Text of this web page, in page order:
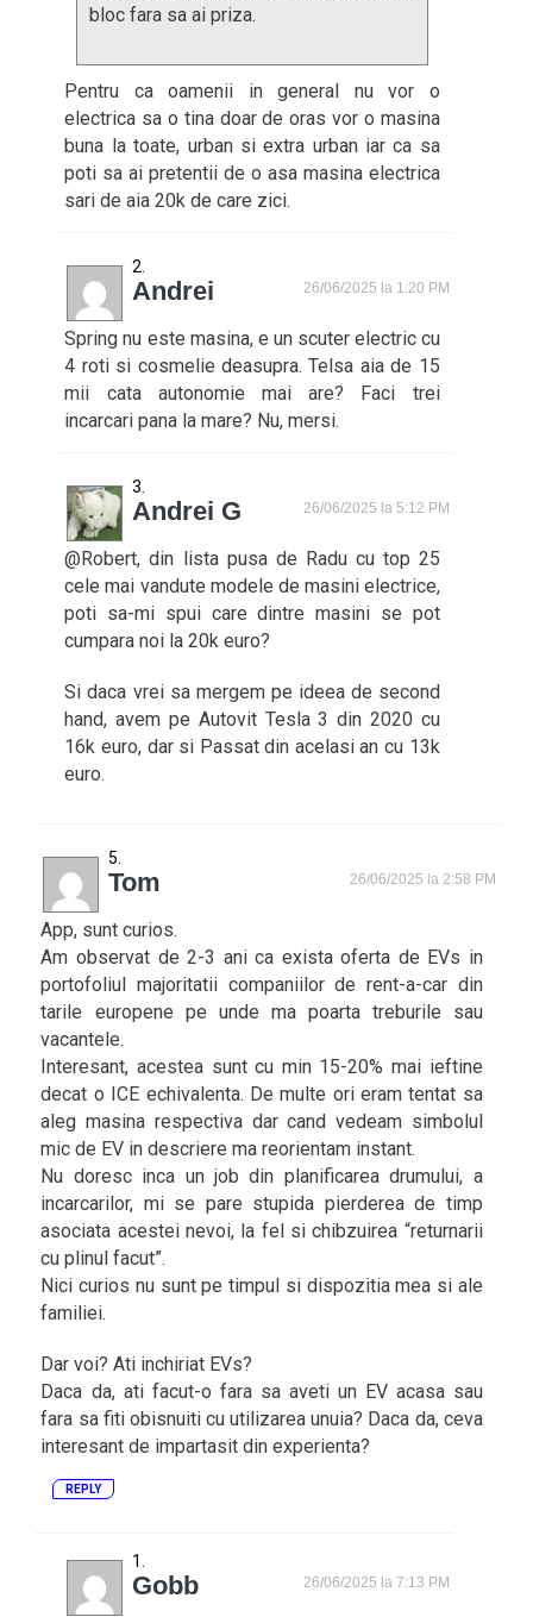
bloc fara sa ai priza.
Pentru ca oamenii in general nu vor o
electrica sa o tina doar de oras vor o masina
buna la toate, urban si extra urban iar ca sa
poti sa ai pretentii de o asa masina electrica
sari de aia 20k de care zici.
Andrei 26/06/2025 la 1:20 PM
Spring nu este masina, e un scuter electric cu
4 roti si cosmelie deasupra. Telsa aia de 15
mii cata autonomie mai are? Faci trei
incarcari pana la mare? Nu, mersi.
Andrei G 26/06/2025 la 5:12 PM
@Robert, din lista pusa de Radu cu top 25
cele mai vandute modele de masini electrice,
poti sa-mi spui care dintre masini se pot
cumpara noi la 20k euro?
Si daca vrei sa mergem pe ideea de second
hand, avem pe Autovit Tesla 3 din 2020 cu
16k euro, dar si Passat din acelasi an cu 13k
euro.
Tom 26/06/2025 la 2:58 PM
App, sunt curios.
Am observat de 2-3 ani ca exista oferta de EVs in
portofoliul majoritatii companiilor de rent-a-car din
tarile europene pe unde ma poarta treburile sau
vacantele.
Interesant, acestea sunt cu min 15-20% mai ieftine
decat o ICE echivalenta. De multe ori eram tentat sa
aleg masina respectiva dar cand vedeam simbolul
mic de EV in descriere ma reorientam instant.
Nu doresc inca un job din planificarea drumului, a
incarcarilor, mi se pare stupida pierderea de timp
asociata acestei nevoi, la fel si chibzuirea “returnarii
cu plinul facut”.
Nici curios nu sunt pe timpul si dispozitia mea si ale
familiei.
Dar voi? Ati inchiriat EVs?
Daca da, ati facut-o fara sa aveti un EV acasa sau
fara sa fiti obisnuiti cu utilizarea unuia? Daca da, ceva
interesant de impartasit din experienta?
REPLY
Gobb 26/06/2025 la 7:13 PM